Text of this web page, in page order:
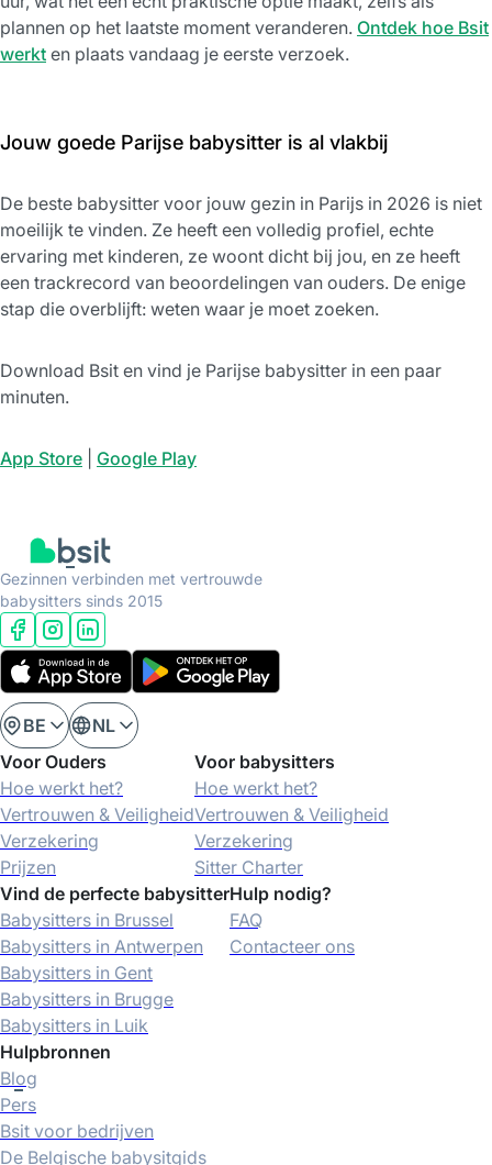
plannen op het laatste moment veranderen. Ontdek hoe Bsit
werkt en plaats vandaag je eerste verzoek.
Jouw goede Parijse babysitter is al vlakbij
De beste babysitter voor jouw gezin in Parijs in 2026 is niet
moeilijk te vinden. Ze heeft een volledig profiel, echte
ervaring met kinderen, ze woont dicht bij jou, en ze heeft
een trackrecord van beoordelingen van ouders. De enige
stap die overblijft: weten waar je moet zoeken.
Download Bsit en vind je Parijse babysitter in een paar
minuten.
App Store Google Play
Gezinnen verbinden met vertrouwde
babysitters sinds 2015
BE
NL
Voor Ouders
Hoe werkt het?
Vertrouwen & Veiligheid
Verzekering
Prijzen
Voor babysitters
Hoe werkt het?
Vertrouwen & Veiligheid
Verzekering
Sitter Charter
Vind de perfecte babysitter
Babysitters in Brussel
Babysitters in Antwerpen
Babysitters in Gent
Babysitters in Brugge
Babysitters in Luik
Hulp nodig?
FAQ
Contacteer ons
Hulpbronnen
Blog
Pers
Bsit voor bedrijven
De Belgische babysitgids